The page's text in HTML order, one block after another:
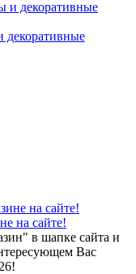
декоративные
на сайте!
в шапке сайта и
Вас